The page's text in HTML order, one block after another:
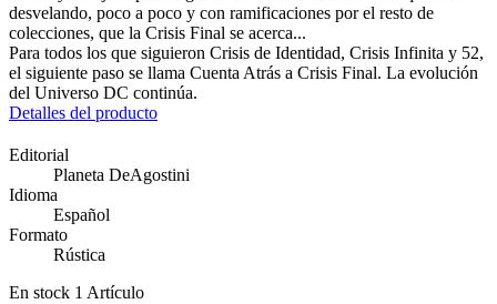
desvelando, poco a poco y con ramificaciones por el resto de
colecciones, que la Crisis Final se acerca...
Para todos los que siguieron Crisis de Identidad, Crisis Infinita y 52,
el siguiente paso se llama Cuenta Atrás a Crisis Final. La evolución
del Universo DC continúa.
Detalles del producto
Editorial
Planeta DeAgostini
Idioma
Español
Formato
Rústica
En stock 1 Artículo